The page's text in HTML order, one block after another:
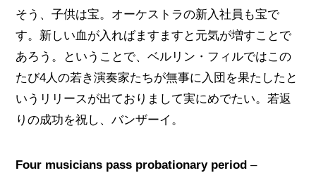
そう、子供は宝。オーケストラの新入社員も宝で
す。新しい血が入ればますますと元気が増すことで
あろう。ということで、ベルリン・フィルではこの
たび4人の若き演奏家たちが無事に入団を果たしたと
いうリリースが出ておりまして実にめでたい。若返
りの成功を祝し、バンザーイ。
Four musicians pass probationary period –